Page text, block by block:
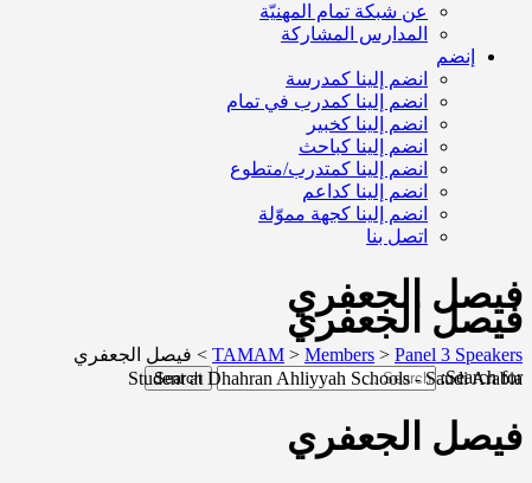
عن شبكة تمام المهنيّة
المدارس المشاركة
إنضم
انضم إلينا كمدرسة
انضم إلينا كمدرب في تمام
انضم إلينا كخبير
انضم إلينا كباحث
انضم إلينا كمتدرب/متطوع
انضم إلينا كداعم
انضم إلينا كجهة مموّلة
اتصل بنا
فيصل الجعفري
TAMAM > Members > Panel 3 Speakers
> فيصل الجعفري
Search for:
Search
فيصل الجعفري
Student at Dhahran Ahliyyah Schools - Saudi Arabia
فيصل الجعفري